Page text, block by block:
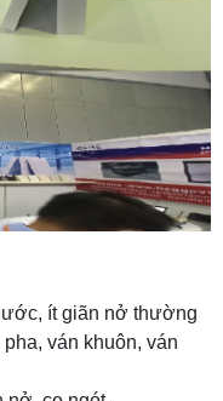
ít giãn nở thường
ván khuôn, ván